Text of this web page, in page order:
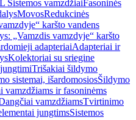
Sistemos vamzdžiaiFasoninės
MovosRedukcinės
karšto vandens
„Vamzdis vamzdyje“ karšto
adapteriaiAdapteriai ir
Kolektoriai su sriegine
Trišakiai šildymo
sistemai, išardomosiosŠildymo
vamzdžiams ir fasoninėms
vamzdžiamsTvirtinimo
jungtimsSistemos